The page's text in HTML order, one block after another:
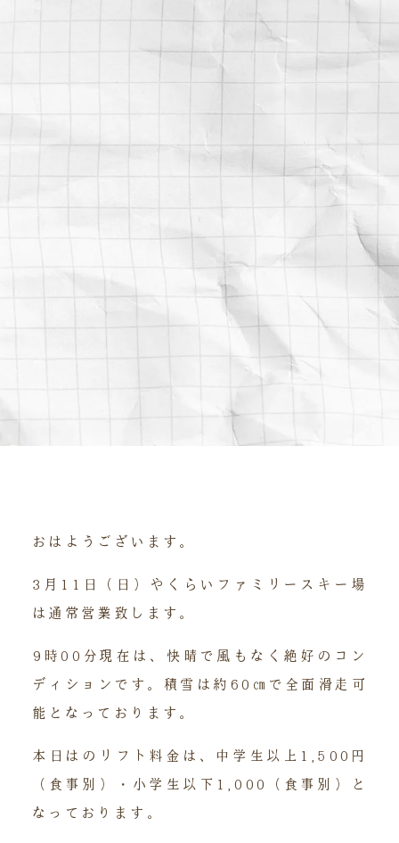
おはようございます。
3月11日（日）やくらいファミリースキー場
は通常営業致します。
9時00分現在は、快晴で風もなく絶好のコン
ディションです。積雪は約60㎝で全面滑走可
能となっております。
本日はのリフト料金は、中学生以上1,500円
（食事別）・小学生以下1,000（食事別）と
なっております。